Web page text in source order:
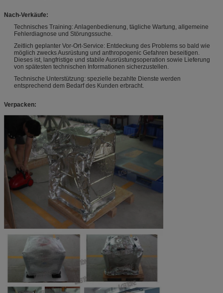
Nach-Verkäufe:
Technisches Training: Anlagenbedienung, tägliche Wartung, allgemeine
Fehlerdiagnose und Störungssuche.
Zeitlich geplanter Vor-Ort-Service: Entdeckung des Problems so bald wie
möglich zwecks Ausrüstung und anthropogenic Gefahren beseitigen.
Dieses ist, langfristige und stabile Ausrüstungsoperation sowie Lieferung
von spätesten technischen Informationen sicherzustellen.
Technische Unterstützung: spezielle bezahlte Dienste werden
entsprechend dem Bedarf des Kunden erbracht.
Verpacken: